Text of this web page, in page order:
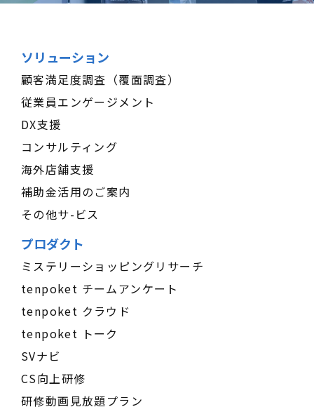
ソリューション
顧客満足度調査（覆面調査）
従業員エンゲージメント
DX支援
コンサルティング
海外店舗支援
補助金活用のご案内
その他サ-ビス
プロダクト
ミステリーショッピングリサーチ
tenpoket チームアンケート
tenpoket クラウド
tenpoket トーク
SVナビ
CS向上研修
研修動画見放題プラン